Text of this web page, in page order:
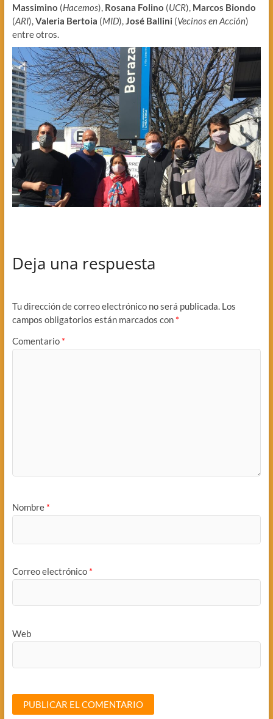
Massimino (Hacemos), Rosana Folino (UCR), Marcos Biondo
(ARI),Valeria Bertoia (MID),José Ballini (Vecinos en Acción)
entre otros.
Deja una respuesta
Tu dirección de correo electrónico no será publicada. Los
campos obligatorios están marcados con *
Comentario *
Nombre *
Correo electrónico *
Web